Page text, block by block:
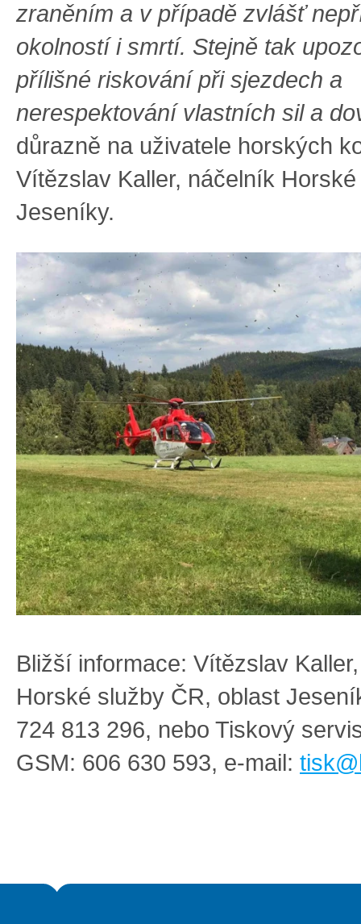
zraněním a v případě zvlášť
okolností i smrtí. Stejně tak
přílišné riskování při sjezdech a
nerespektování vlastních sil a
důrazně na uživatele horských
Vítězslav Kaller, náčelník
Jeseníky.
Bližší informace: Vítězslav
Horské služby ČR, oblast
724 813 296, nebo Tiskový
GSM: 606 630 593, e-mail: